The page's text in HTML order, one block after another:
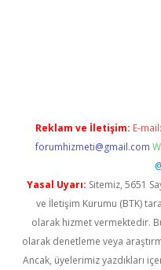
Reklam ve İletişim: E-mail:
forumhizmeti@gmail.com
Yasal Uyarı: Sitemiz, 5651
ve İletişim Kurumu (BTK)
olarak hizmet vermektedir.
olarak denetleme veya
Ancak, üyelerimiz yazdıkları